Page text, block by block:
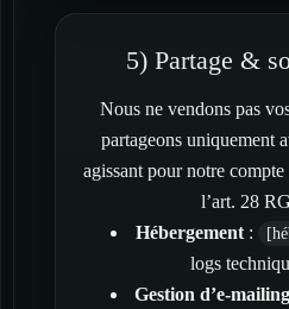
5) Partage &
Nous ne vendons pas
partageons uniquement
agissant pour notre
l’art. 28
Hébergement:
logs
Gestion d’e-